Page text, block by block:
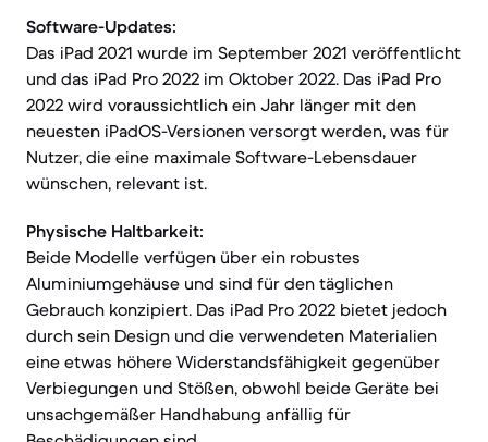
Software-Updates:
Das iPad 2021 wurde im September 2021 veröffentlicht
und das iPad Pro 2022 im Oktober 2022. Das iPad Pro
2022 wird voraussichtlich ein Jahr länger mit den
neuesten iPadOS-Versionen versorgt werden, was für
Nutzer, die eine maximale Software-Lebensdauer
wünschen, relevant ist.
Physische Haltbarkeit:
Beide Modelle verfügen über ein robustes
Aluminiumgehäuse und sind für den täglichen
Gebrauch konzipiert. Das iPad Pro 2022 bietet jedoch
durch sein Design und die verwendeten Materialien
eine etwas höhere Widerstandsfähigkeit gegenüber
Verbiegungen und Stößen, obwohl beide Geräte bei
unsachgemäßer Handhabung anfällig für